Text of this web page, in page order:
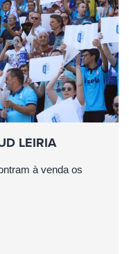
LEIRIA
à venda os